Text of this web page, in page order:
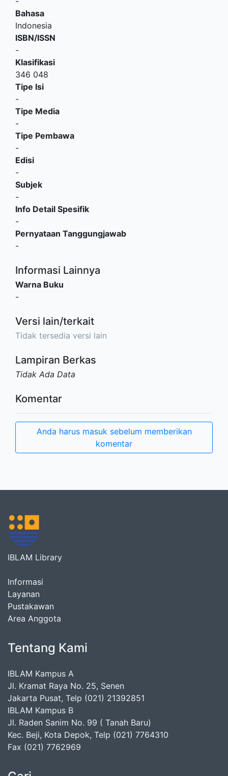
Bahasa
Indonesia
ISBN/ISSN
-
Klasifikasi
346 048
Tipe Isi
-
Tipe Media
-
Tipe Pembawa
-
Edisi
-
Subjek
-
Info Detail Spesifik
-
Pernyataan Tanggungjawab
-
Informasi Lainnya
Warna Buku
-
Versi lain/terkait
Tidak tersedia versi lain
Lampiran Berkas
Tidak Ada Data
Komentar
Anda harus masuk sebelum memberikan
komentar
IBLAM Library
Informasi
Layanan
Pustakawan
Area Anggota
Tentang Kami
IBLAM Kampus A
Jl. Kramat Raya No. 25, Senen
Jakarta Pusat, Telp (021) 21392851
IBLAM Kampus B
Jl. Raden Sanim No. 99 ( Tanah Baru)
Kec. Beji, Kota Depok, Telp (021) 7764310
Fax (021) 7762969